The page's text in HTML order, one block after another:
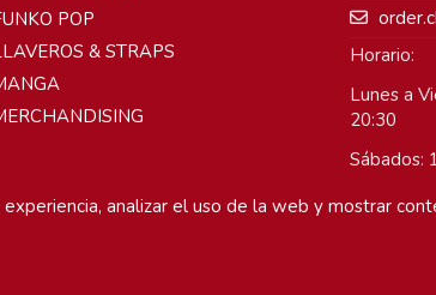
POP
& STRAPS
Horario:
Lunes a
20:30
Sábados:
analizar el uso de la web y mostrar